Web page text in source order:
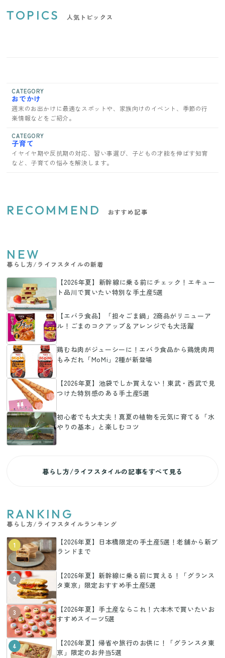
TOPICS 人気トピックス
CATEGORY
おでかけ
週末のお出かけに最適なスポットや、家族向けのイベント、季節の行
楽情報などをご紹介。
CATEGORY
子育て
イヤイヤ期や反抗期の対応、習い事選び、子どもの才能を伸ばす知育
など、子育ての悩みを解決します。
RECOMMEND おすすめ記事
NEW
暮らし方/ライフスタイルの新着
【2026年夏】新幹線に乗る前にチェック！エキュー
ト品川で買いたい特別な手土産5選
【エバラ食品】「担々ごま鍋」2商品がリニューア
ル！ごまのコクアップ＆アレンジでも大活躍
鶏むね肉がジューシーに！エバラ食品から鶏焼肉用
もみだれ「MoMi」2種が新登場
【2026年夏】池袋でしか買えない！東武・西武で見
つけた特別感のある手土産5選
初心者でも大丈夫！真夏の植物を元気に育てる「水
やりの基本」と楽しむコツ
暮らし方/ライフスタイルの記事をすべて見る
RANKING
暮らし方/ライフスタイルランキング
1
【2026年夏】日本橋限定の手土産5選！老舗から新ブ
ランドまで
2
【2026年夏】新幹線に乗る前に買える！「グランス
タ東京」限定おすすめ手土産5選
3
【2026年夏】手土産ならこれ！六本木で買いたいお
すすめスイーツ5選
4
【2026年夏】帰省や旅行のお供に！「グランスタ東
京」限定のお弁当5選